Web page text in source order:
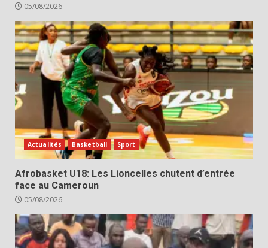
05/08/2026
Actualités Basketball Sport
Afrobasket U18: Les Lioncelles chutent d’entrée
face au Cameroun
05/08/2026